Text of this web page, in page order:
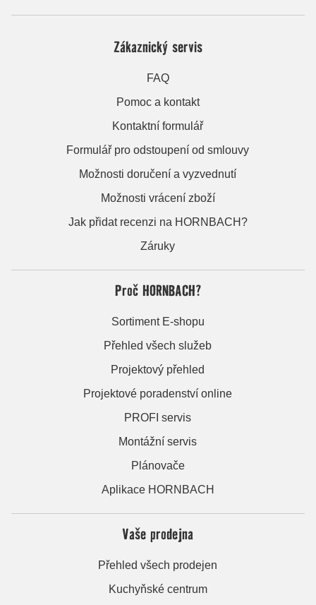
Zákaznický servis
FAQ
Pomoc a kontakt
Kontaktní formulář
Formulář pro odstoupení od smlouvy
Možnosti doručení a vyzvednutí
Možnosti vrácení zboží
Jak přidat recenzi na HORNBACH?
Záruky
Proč HORNBACH?
Sortiment E-shopu
Přehled všech služeb
Projektový přehled
Projektové poradenství online
PROFI servis
Montážní servis
Plánovače
Aplikace HORNBACH
Vaše prodejna
Přehled všech prodejen
Kuchyňské centrum